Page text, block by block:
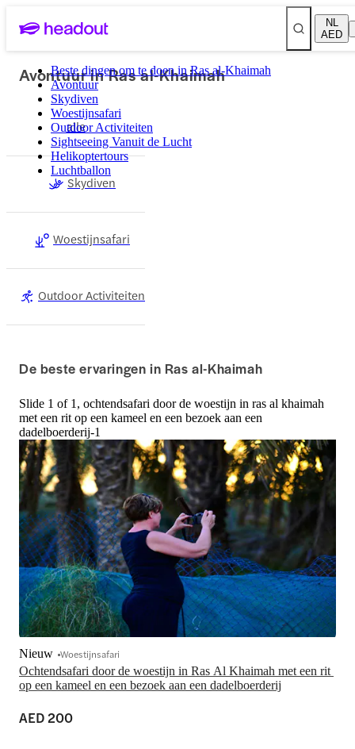
NL
AED
Beste dingen om te doen in Ras al-Khaimah
Avontuur
Skydiven
Woestijnsafari
Outdoor Activiteiten
Sightseeing Vanuit de Lucht
Helikoptertours
Luchtballon
Avontuur in Ras al-Khaimah
alle
Skydiven
Woestijnsafari
Outdoor Activiteiten
De beste ervaringen in Ras al-Khaimah
Slide 1 of 1, ochtendsafari door de woestijn in ras al khaimah
met een rit op een kameel en een bezoek aan een
dadelboerderij-1
Ochtendsafari door de woestijn in Ras Al Khaimah met een rit
op een kameel en een bezoek aan een dadelboerderij
Nieuw Woestijnsafari
AED 200